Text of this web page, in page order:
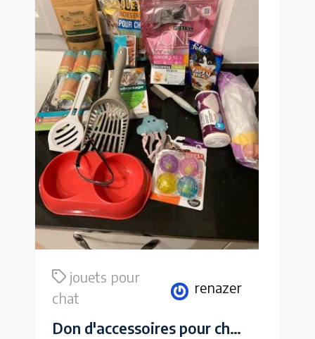
jouets pour
chat
renazer
Don d'accessoires pour chat